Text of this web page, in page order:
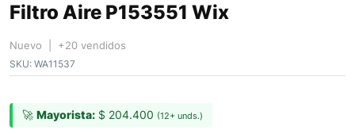
Filtro Aire P153551 Wix
Nuevo | +20 vendidos
SKU: WA11537
🚀 Mayorista: $ 204.400 (12+ unds.)